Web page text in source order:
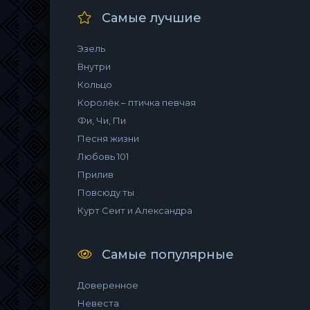
Самые лучшие
Эзель
Внутри
Кольцо
Королёк – птичка певчая
Фи, Чи, Пи
Песня жизни
Любовь 101
Прилив
Повсюду ты
Курт Сеит и Александра
Самые популярные
Доверенное
Невеста